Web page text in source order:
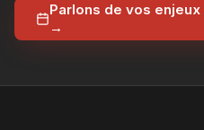
Parlons de vos enjeux
→